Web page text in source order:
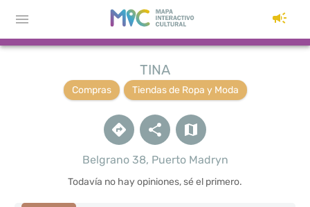
TINA
Compras Tiendas de Ropa y Moda
Belgrano 38, Puerto Madryn
Todavía no hay opiniones, sé el primero.